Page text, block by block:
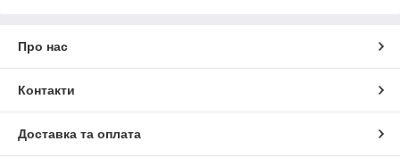
Про нас
Контакти
Доставка та оплата